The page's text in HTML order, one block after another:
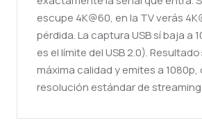
escupe 4K@60, en la TV verás
pérdida. La captura USB sí baja a
es el límite del USB 2.0).
máxima calidad y emites a 1080p,
resolución estándar de streaming.